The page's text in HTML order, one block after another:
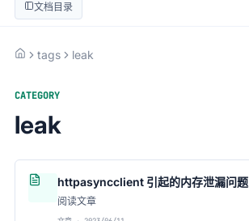
文档目录
tags leak
CATEGORY
leak
httpasyncclient 引起的内存泄漏问题
阅读文章